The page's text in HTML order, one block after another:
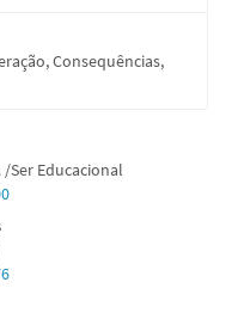
Consequências,
Ser Educacional